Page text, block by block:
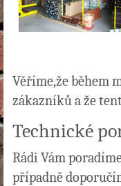
Věříme,že během
zákazníků a že
Technické
Rádi Vám
případně